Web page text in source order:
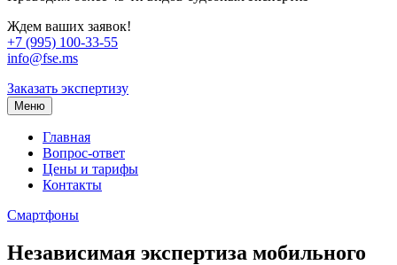
Ждем ваших заявок!
+7 (995) 100-33-55
info@fse.ms
Заказать экспертизу
Меню
Главная
Вопрос-ответ
Цены и тарифы
Контакты
Смартфоны
Независимая экспертиза мобильного